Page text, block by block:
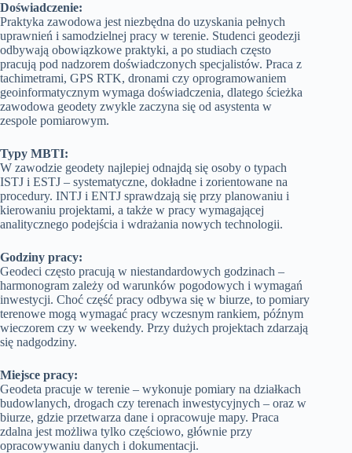
Doświadczenie:
Praktyka zawodowa jest niezbędna do uzyskania pełnych
uprawnień i samodzielnej pracy w terenie. Studenci geodezji
odbywają obowiązkowe praktyki, a po studiach często
pracują pod nadzorem doświadczonych specjalistów. Praca z
tachimetrami, GPS RTK, dronami czy oprogramowaniem
geoinformatycznym wymaga doświadczenia, dlatego ścieżka
zawodowa geodety zwykle zaczyna się od asystenta w
zespole pomiarowym.
Typy MBTI:
W zawodzie geodety najlepiej odnajdą się osoby o typach
ISTJ i ESTJ – systematyczne, dokładne i zorientowane na
procedury. INTJ i ENTJ sprawdzają się przy planowaniu i
kierowaniu projektami, a także w pracy wymagającej
analitycznego podejścia i wdrażania nowych technologii.
Godziny pracy:
Geodeci często pracują w niestandardowych godzinach –
harmonogram zależy od warunków pogodowych i wymagań
inwestycji. Choć część pracy odbywa się w biurze, to pomiary
terenowe mogą wymagać pracy wczesnym rankiem, późnym
wieczorem czy w weekendy. Przy dużych projektach zdarzają
się nadgodziny.
Miejsce pracy:
Geodeta pracuje w terenie – wykonuje pomiary na działkach
budowlanych, drogach czy terenach inwestycyjnych – oraz w
biurze, gdzie przetwarza dane i opracowuje mapy. Praca
zdalna jest możliwa tylko częściowo, głównie przy
opracowywaniu danych i dokumentacji.